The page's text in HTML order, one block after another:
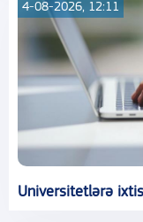
4-08-2026, 12:11
Universitetlərə